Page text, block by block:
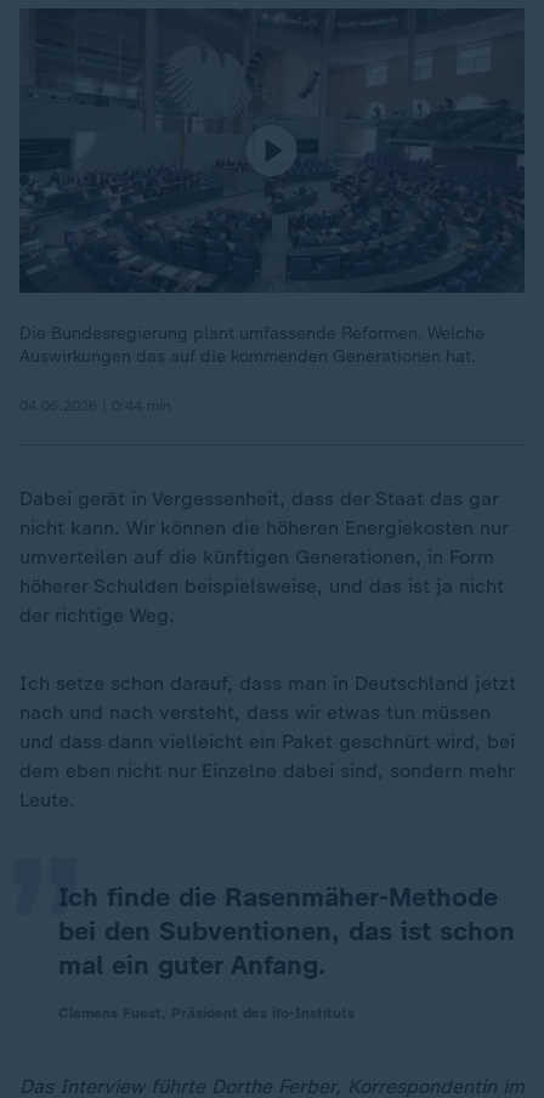
Die Bundesregierung plant umfassende Reformen. Welche
Auswirkungen das auf die kommenden Generationen hat.
Dabei gerät in Vergessenheit, dass der Staat das gar
nicht kann. Wir können die höheren Energiekosten nur
umverteilen auf die künftigen Generationen, in Form
höherer Schulden beispielsweise, und das ist ja nicht
der richtige Weg.
Ich setze schon darauf, dass man in Deutschland jetzt
nach und nach versteht, dass wir etwas tun müssen
und dass dann vielleicht ein Paket geschnürt wird, bei
dem eben nicht nur Einzelne dabei sind, sondern mehr
Leute.
Ich finde die Rasenmäher-Methode
bei den Subventionen, das ist schon
mal ein guter Anfang.
„
Das Interview führte Dorthe Ferber, Korrespondentin im